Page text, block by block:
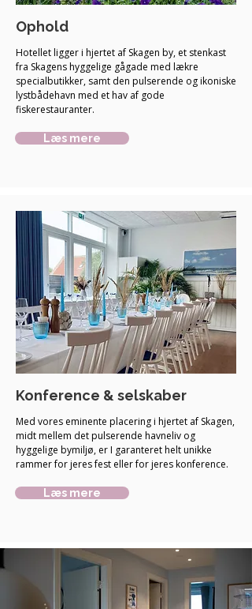
Ophold
Hotellet ligger i hjertet af Skagen by, et stenkast
fra Skagens hyggelige gågade med lækre
specialbutikker, samt den pulserende og ikoniske
lystbådehavn med et hav af gode
fiskerestauranter.
Læs mere
Konference & selskaber
Med vores eminente placering i hjertet af Skagen,
midt mellem det pulserende havneliv og
hyggelige bymiljø, er I garanteret helt unikke
rammer for jeres fest eller for jeres konference.
Læs mere